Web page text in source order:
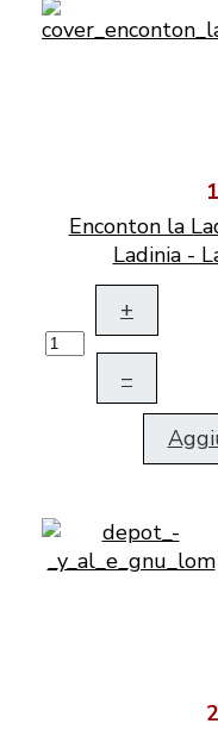
Enconton la
Ladinia -
+
–